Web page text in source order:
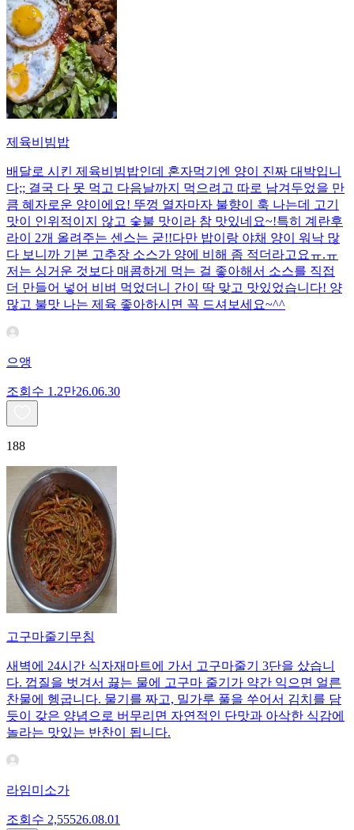
제육비빔밥
배달로 시킨 제육비빔밥인데 혼자먹기엔 양이 진짜 대박입니
다;; 결국 다 못 먹고 다음날까지 먹으려고 따로 남겨두었을 만
큼 혜자로운 양이에요! 뚜껑 열자마자 불향이 훅 나는데 고기
맛이 인위적이지 않고 숯불 맛이라 참 맛있네요~!특히 계란후
라이 2개 올려주는 센스는 굳!! ​다만 밥이랑 야채 양이 워낙 많
다 보니까 기본 고추장 소스가 양에 비해 좀 적더라고요ㅠ.ㅠ
저는 싱거운 것보다 매콤하게 먹는 걸 좋아해서 소스를 직접
더 만들어 넣어 비벼 먹었더니 간이 딱 맞고 맛있었습니다! 양
많고 불맛 나는 제육 좋아하시면 꼭 드셔보세요~^^
으앵
조회수 1.2만26.06.30
188
고구마줄기무침
새벽에 24시간 식자재마트에 가서 고구마줄기 3단을 샀습니
다. 껍질을 벗겨서 끓는 물에 고구마 줄기가 약간 익으면 얼른
찬물에 헹굽니다. 물기를 짜고, 밀가루 풀을 쑤어서 김치를 담
듯이 갖은 양념으로 버무리면 자연적인 단맛과 아삭한 식감에
놀라는 맛있는 반찬이 됩니다.
라임미소가
조회수 2,55526.08.01